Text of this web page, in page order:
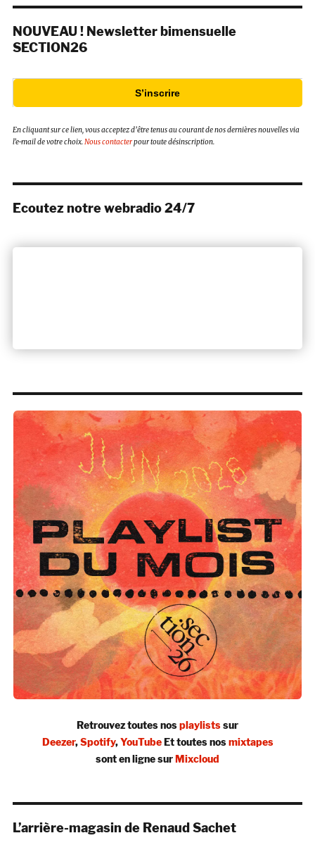
NOUVEAU ! Newsletter bimensuelle
SECTION26
S’inscrire
En cliquant sur ce lien, vous acceptez d’être tenus au courant de nos dernières nouvelles via
l’e-mail de votre choix.Nous contacterpour toute désinscription.
Ecoutez notre webradio 24/7
Retrouvez toutes nosplaylistssur
Deezer,Spotify,YouTubeEt toutes nosmixtapes
sont en ligne surMixcloud
L’arrière-magasin de Renaud Sachet